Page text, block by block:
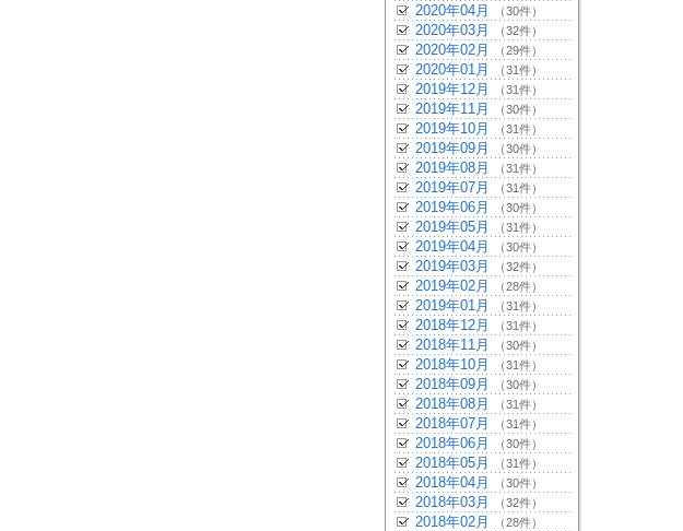
2020年04月 （30件）
2020年03月 （32件）
2020年02月 （29件）
2020年01月 （31件）
2019年12月 （31件）
2019年11月 （30件）
2019年10月 （31件）
2019年09月 （30件）
2019年08月 （31件）
2019年07月 （31件）
2019年06月 （30件）
2019年05月 （31件）
2019年04月 （30件）
2019年03月 （32件）
2019年02月 （28件）
2019年01月 （31件）
2018年12月 （31件）
2018年11月 （30件）
2018年10月 （31件）
2018年09月 （30件）
2018年08月 （31件）
2018年07月 （31件）
2018年06月 （30件）
2018年05月 （31件）
2018年04月 （30件）
2018年03月 （32件）
2018年02月 （28件）